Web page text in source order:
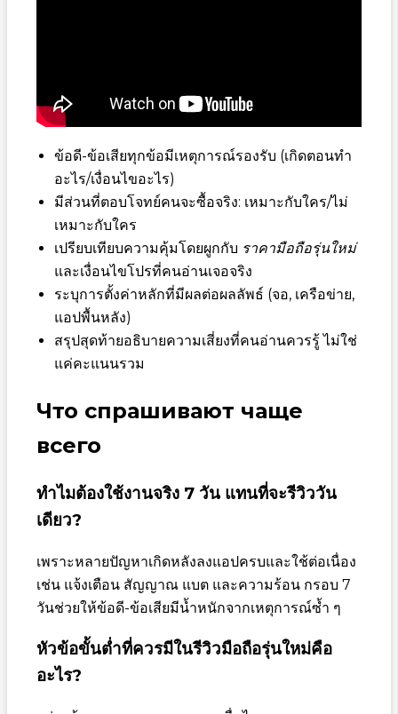
ข้อดี-ข้อเสียทุกข้อมีเหตุการณ์รองรับ (เกิดตอนทำ
อะไร/เงื่อนไขอะไร)
มีส่วนที่ตอบโจทย์คนจะซื้อจริง: เหมาะกับใคร/ไม่
เหมาะกับใคร
เปรียบเทียบความคุ้มโดยผูกกับ ราคามือถือรุ่นใหม่
และเงื่อนไขโปรที่คนอ่านเจอจริง
ระบุการตั้งค่าหลักที่มีผลต่อผลลัพธ์ (จอ, เครือข่าย,
แอปพื้นหลัง)
สรุปสุดท้ายอธิบายความเสี่ยงที่คนอ่านควรรู้ ไม่ใช่
แค่คะแนนรวม
Что спрашивают чаще
всего
ทำไมต้องใช้งานจริง 7 วัน แทนที่จะรีวิววัน
เดียว?
เพราะหลายปัญหาเกิดหลังลงแอปครบและใช้ต่อเนื่อง
เช่น แจ้งเตือน สัญญาณ แบต และความร้อน กรอบ 7
วันช่วยให้ข้อดี-ข้อเสียมีน้ำหนักจากเหตุการณ์ซ้ำ ๆ
หัวข้อขั้นต่ำที่ควรมีในรีวิวมือถือรุ่นใหม่คือ
อะไร?